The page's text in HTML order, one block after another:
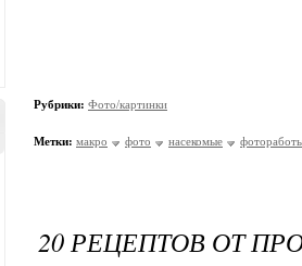
Рубрики: Фото/картинки
Метки: макро фото насекомые
20 РЕЦЕПТОВ ОТ